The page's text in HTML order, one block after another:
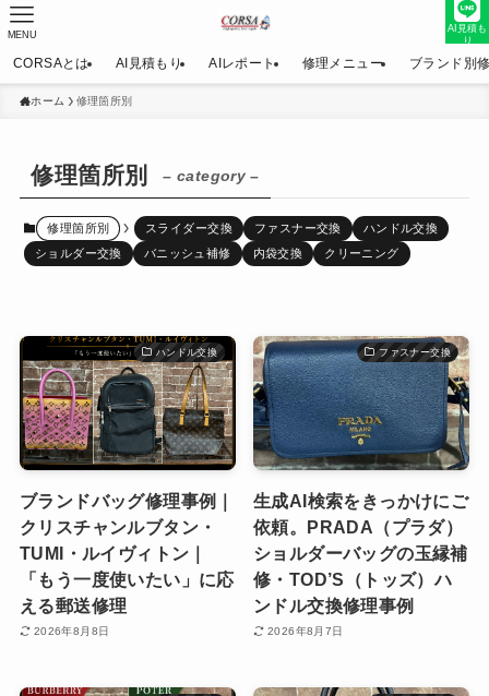
AI見積も
り
MENU
CORSAとは AI見積もり AIレポート 修理メニュー ブランド別
ホーム 修理箇所別
修理箇所別 – category –
修理箇所別 スライダー交換 ファスナー交換
ハンドル交換
ショルダー交換
バニッシュ補修 内袋交換 クリーニング
ハンドル交換
ブランドバッグ修理事例｜
クリスチャンルブタン・
TUMI・ルイヴィトン｜
「もう一度使いたい」に応
える郵送修理
2026年8月8日
ファスナー交換
生成AI検索をきっかけにご
依頼。PRADA（プラダ）
ショルダーバッグの玉縁補
修・TOD’S（トッズ）ハ
ンドル交換修理事例
2026年8月7日